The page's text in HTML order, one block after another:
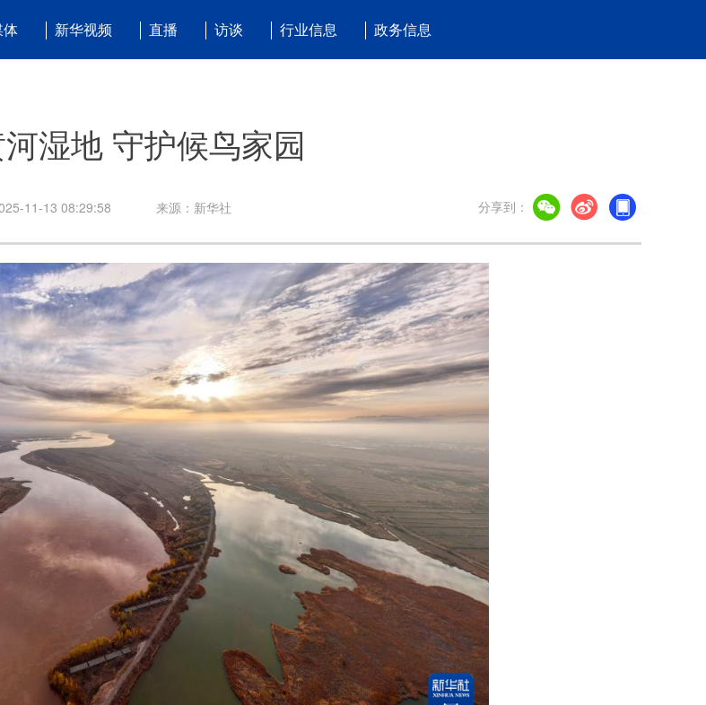
体 新华视频 直播 访谈 行业信息 政务信息
湿地 守护候鸟家园
11-13 08:29:58 来源：新华社 分享到：